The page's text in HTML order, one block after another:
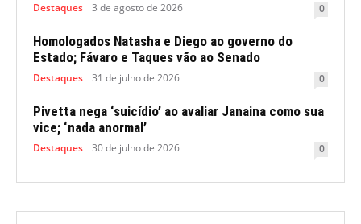
Destaques 3 de agosto de 2026 0
Homologados Natasha e Diego ao governo do
Estado; Fávaro e Taques vão ao Senado
Destaques 31 de julho de 2026 0
Pivetta nega ‘suicídio’ ao avaliar Janaina como sua
vice; ‘nada anormal’
Destaques 30 de julho de 2026 0